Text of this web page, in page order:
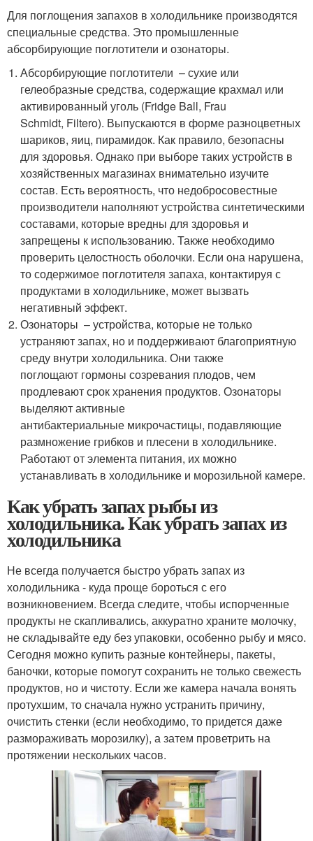
Для поглощения запахов в холодильнике производятся
специальные средства. Это промышленные
абсорбирующие поглотители и озонаторы.
Абсорбирующие поглотители – сухие или
гелеобразные средства, содержащие крахмал или
активированный уголь (Fridge Ball, Frau
Schmidt, Filtero). Выпускаются в форме разноцветных
шариков, яиц, пирамидок. Как правило, безопасны
для здоровья. Однако при выборе таких устройств в
хозяйственных магазинах внимательно изучите
состав. Есть вероятность, что недобросовестные
производители наполняют устройства синтетическими
составами, которые вредны для здоровья и
запрещены к использованию. Также необходимо
проверить целостность оболочки. Если она нарушена,
то содержимое поглотителя запаха, контактируя с
продуктами в холодильнике, может вызвать
негативный эффект.
Озонаторы – устройства, которые не только
устраняют запах, но и поддерживают благоприятную
среду внутри холодильника. Они также
поглощают гормоны созревания плодов, чем
продлевают срок хранения продуктов. Озонаторы
выделяют активные
антибактериальные микрочастицы, подавляющие
размножение грибков и плесени в холодильнике.
Работают от элемента питания, их можно
устанавливать в холодильнике и морозильной камере.
Как убрать запах рыбы из
холодильника. Как убрать запах из
холодильника
Не всегда получается быстро убрать запах из
холодильника - куда проще бороться с его
возникновением. Всегда следите, чтобы испорченные
продукты не скапливались, аккуратно храните молочку,
не складывайте еду без упаковки, особенно рыбу и мясо.
Сегодня можно купить разные контейнеры, пакеты,
баночки, которые помогут сохранить не только свежесть
продуктов, но и чистоту. Если же камера начала вонять
протухшим, то сначала нужно устранить причину,
очистить стенки (если необходимо, то придется даже
размораживать морозилку), а затем проветрить на
протяжении нескольких часов.